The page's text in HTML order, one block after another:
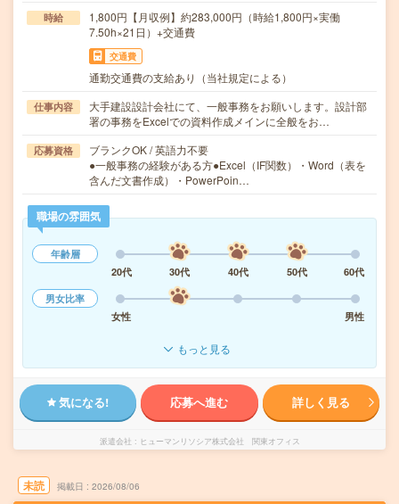
時給
1,800円【月収例】約283,000円（時給1,800円×実働
7.50h×21日）+交通費
交通費
通勤交通費の支給あり（当社規定による）
仕事内容
大手建設設計会社にて、一般事務をお願いします。設計部
署の事務をExcelでの資料作成メインに全般をお…
応募資格
ブランクOK / 英語力不要
●一般事務の経験がある方●Excel（IF関数）・Word（表を
含んだ文書作成）・PowerPoin…
職場の雰囲気
年齢層
20代
30代 40代 50代
60代
男女比率
女性
男性
もっと見る
気になる! 応募へ進む 詳しく見る
派遣会社 ヒューマンリソシア株式会社 関東オフィス
未読 掲載日 2026/08/06